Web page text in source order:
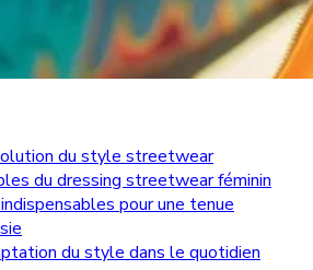
du style streetwear
du dressing streetwear féminin
pour une tenue
du style dans le quotidien